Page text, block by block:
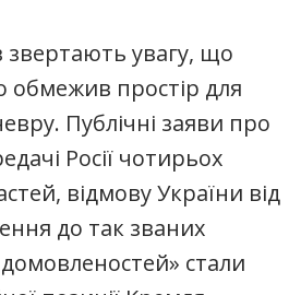
звертають увагу, що
обмежив простір для
Публічні заяви про
Росії чотирьох
відмову України від
до так званих
стали